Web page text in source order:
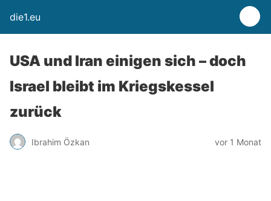
die1.eu
USA und Iran einigen sich – doch
Israel bleibt im Kriegskessel
zurück
Ibrahim Özkan vor 1 Monat